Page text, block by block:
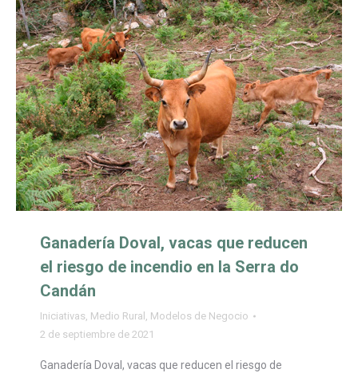
Ganadería Doval, vacas que reducen
el riesgo de incendio en la Serra do
Candán
Iniciativas, Medio Rural , Modelos de Negocio
2 de septiembre de 2021
Ganadería Doval, vacas que reducen el riesgo de